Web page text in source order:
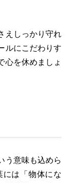
えしっかり守れ
ルにこだわりす
心を休めましょ
う意味も込めら
は「物体にな